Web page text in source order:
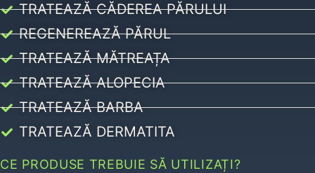
TRATEAZĂ CĂDEREA PĂRULUI
REGENEREAZĂ PĂRUL
TRATEAZĂ MĂTREAȚA
TRATEAZĂ ALOPECIA
TRATEAZĂ BARBA
TRATEAZĂ DERMATITA
CE PRODUSE TREBUIE SĂ UTILIZAȚI?